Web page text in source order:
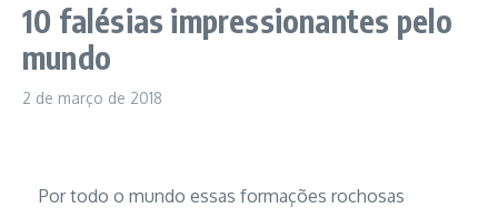
10 falésias impressionantes pelo
mundo
2 de março de 2018
Por todo o mundo essas formações rochosas